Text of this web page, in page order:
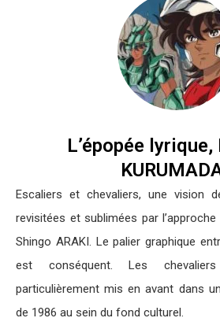
L’épopée
Escaliers et chevaliers, une vision
revisitées et sublimées par
Shingo ARAKI. Le palier graphique
est conséquent. Les
particulièrement mis en avant dans
de 1986 au sein du fond culturel.